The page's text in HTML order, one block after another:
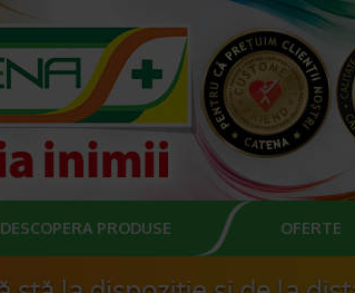
DESCOPERA PRODUSE OFERTE